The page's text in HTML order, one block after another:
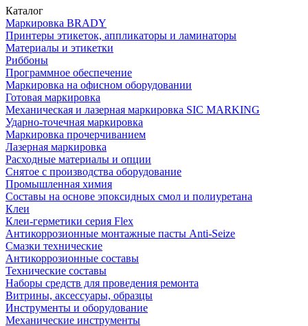
Каталог
Маркировка BRADY
Принтеры этикеток, аппликаторы и ламинаторы
Материалы и этикетки
Риббоны
Программное обеспечение
Маркировка на офисном оборудовании
Готовая маркировка
Механическая и лазерная маркировка SIC MARKING
Ударно-точечная маркировка
Маркировка прочерчиванием
Лазерная маркировка
Расходные материалы и опции
Снятое с производства оборудование
Промышленная химия
Составы на основе эпоксидных смол и полиуретана
Клеи
Клеи-герметики серия Flex
Антикоррозионные монтажные пасты Anti-Seize
Смазки технические
Антикоррозионные составы
Технические составы
Наборы средств для проведения ремонта
Витрины, аксессуары, образцы
Инструменты и оборудование
Механические инструменты